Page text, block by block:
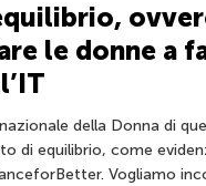
le donne a
della Donna di
di equilibrio, come
Vogliamo